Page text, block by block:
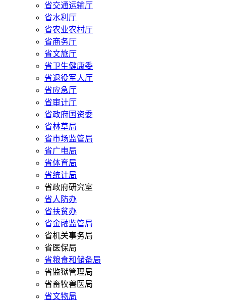
省交通运输厅
省水利厅
省农业农村厅
省商务厅
省文旅厅
省卫生健康委
省退役军人厅
省应急厅
省审计厅
省政府国资委
省林草局
省市场监管局
省广电局
省体育局
省统计局
省政府研究室
省人防办
省扶贫办
省金融监管局
省机关事务局
省医保局
省粮食和储备局
省监狱管理局
省畜牧兽医局
省文物局